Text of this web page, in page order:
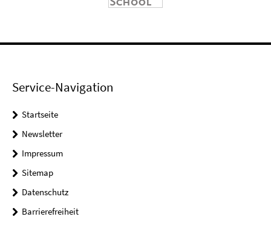
Service-Navigation
Startseite
Newsletter
Impressum
Sitemap
Datenschutz
Barrierefreiheit